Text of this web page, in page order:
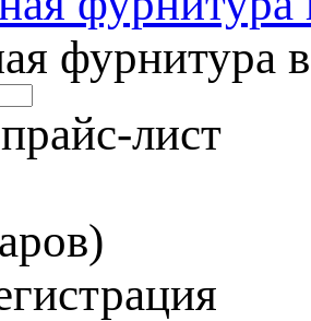
фурнитура
лист